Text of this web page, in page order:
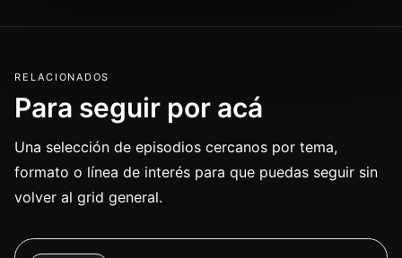
RELACIONADOS
Para seguir por acá
Una selección de episodios cercanos por tema,
formato o línea de interés para que puedas seguir sin
volver al grid general.